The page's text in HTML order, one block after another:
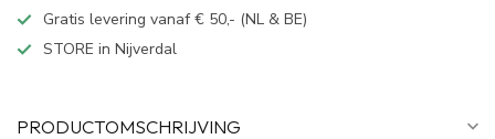
Gratis levering vanaf € 50,- (NL & BE)
STORE in Nijverdal
PRODUCTOMSCHRIJVING